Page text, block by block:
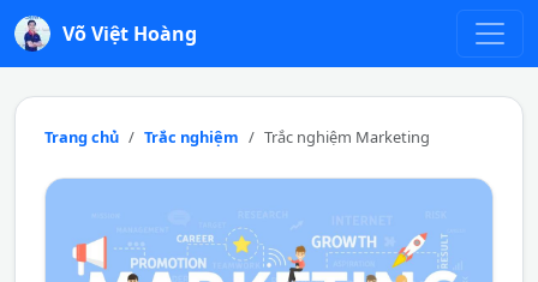
Võ Việt Hoàng
Trang chủ Trắc nghiệm Trắc nghiệm Marketing